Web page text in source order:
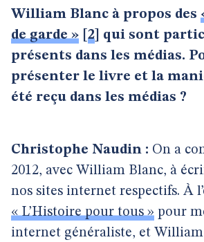
William Blanc à propos des
de garde »
2
qui sont
présents dans les médias.
présenter le livre et la
été reçu dans les médias ?
Christophe Naudin : On a
2012, avec William Blanc, à
nos sites internet respectifs. À
« L’Histoire pour tous » pour
internet généraliste, et